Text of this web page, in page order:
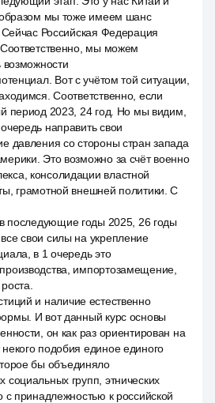
образом мы тоже имеем шанс
Российская Федерация
мы можем
возможности
Вот с учётом той ситуации,
Соответственно, если
период 2023, 24 год. Но мы видим,
направить свои
давления со стороны стран запада
Это возможно за счёт военно
консолидации властной
грамотной внешней политики. С
последующие годы 2025, 26 годы
свои силы на укрепление
в 1 очередь это
импортозамещение,
и наличие естественно
И вот данный курс основы
он как раз ориентирован на
подобия единое единого
бы объединяло
социальных групп, этнических
с принадлежностью к российской